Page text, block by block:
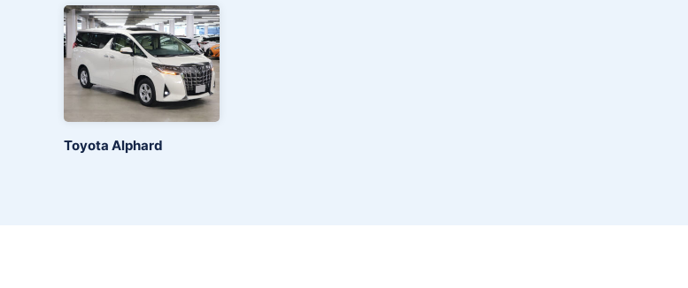
Toyota Alphard